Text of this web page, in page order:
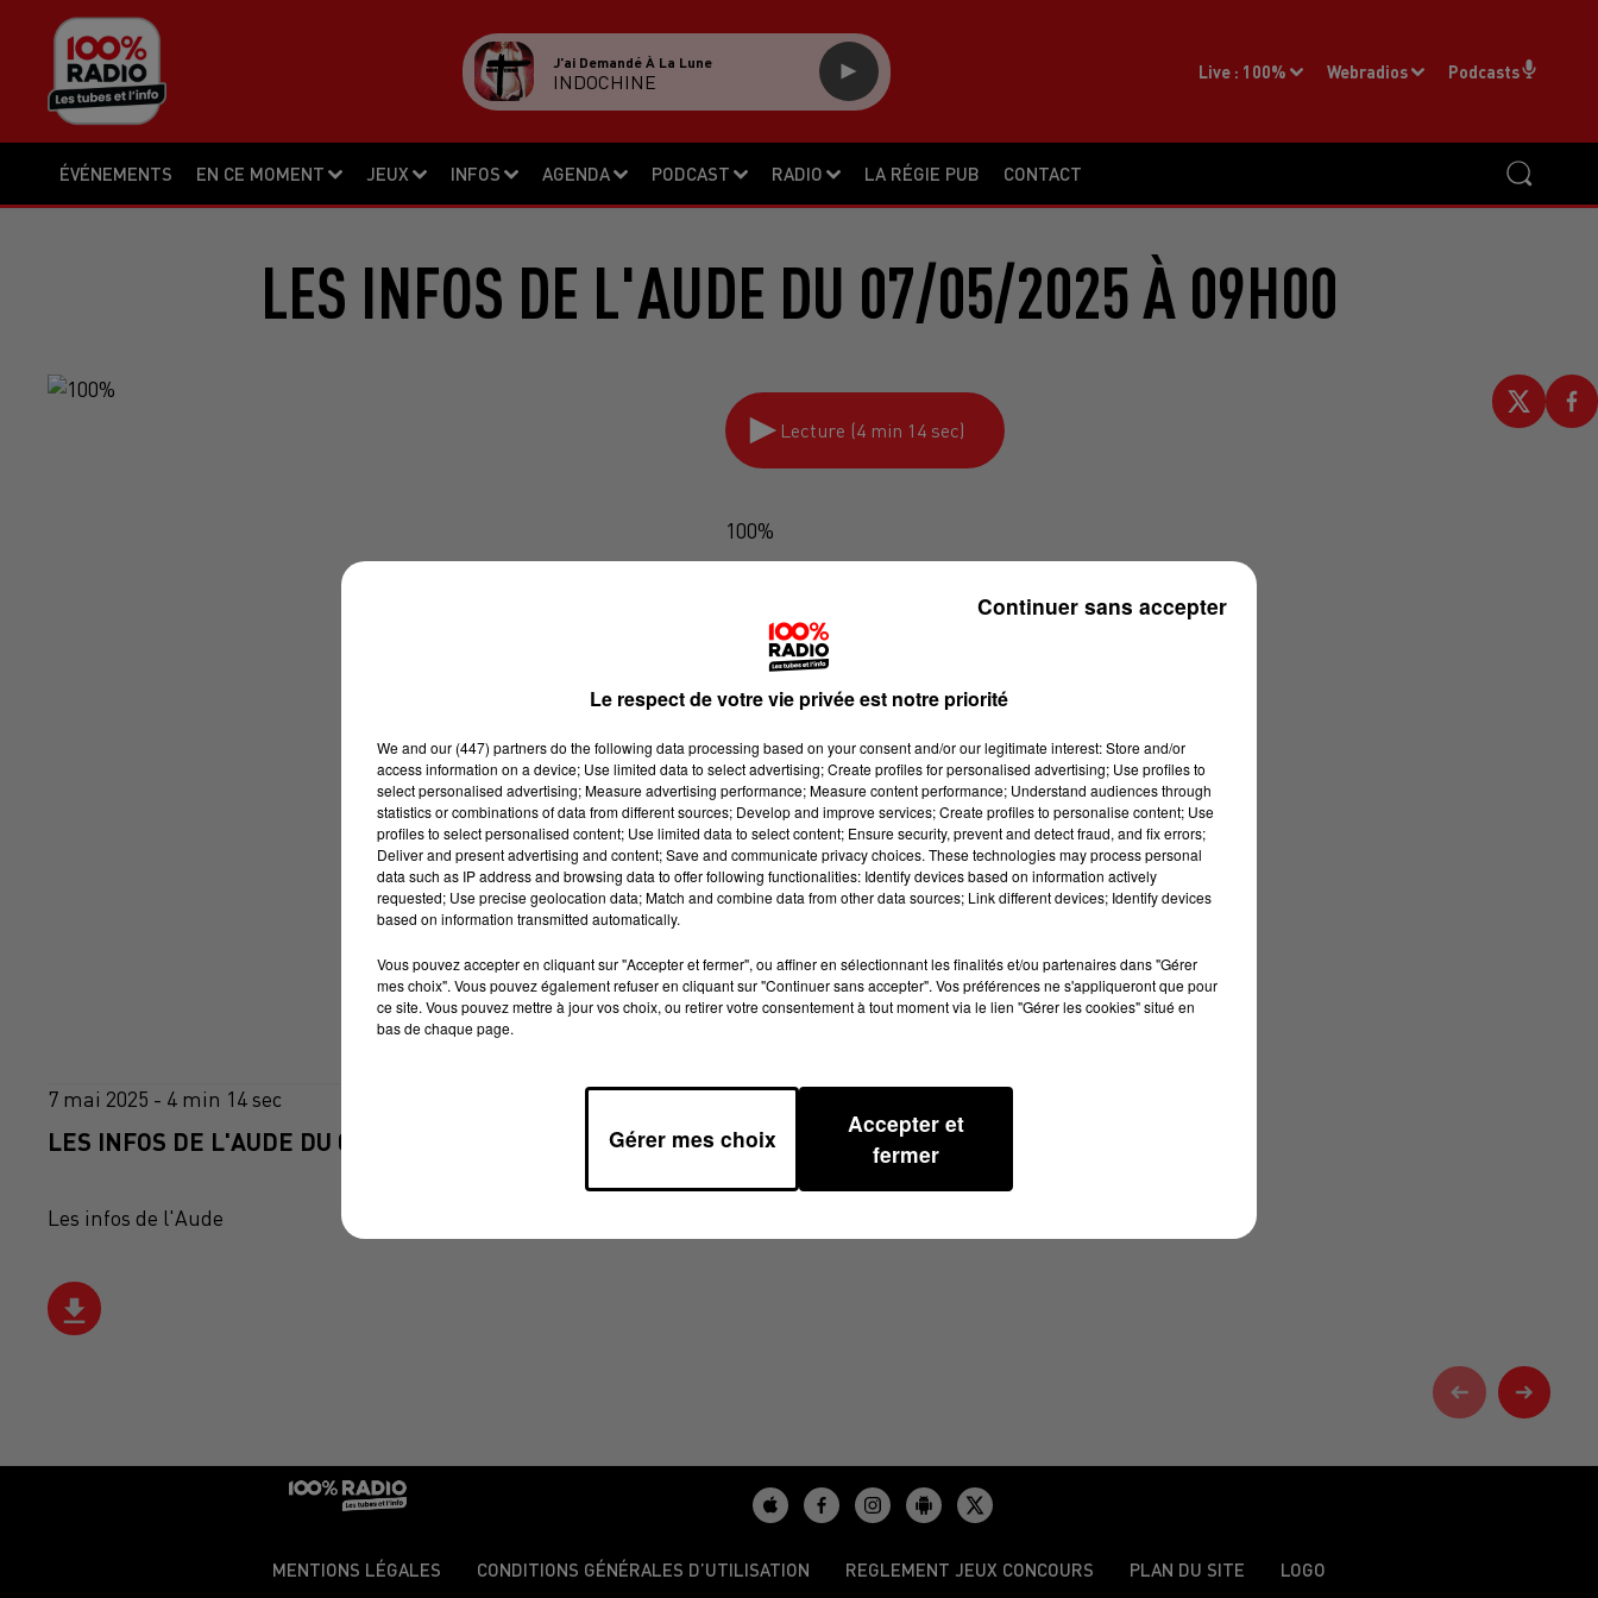
ÉVÉNEMENTS EN CE MOMENT JEUX INFOS AGENDA PODCAST RADIO LA RÉGIE PUB CONTACT
Live : 100% Webradios Podcasts
J'ai Demandé À La Lune
INDOCHINE
LES INFOS DE L'AUDE DU 07/05/2025 À 09H00
Lecture (4 min 14 sec)
100%
7 mai 2025 - 4 min 14 sec
LES INFOS DE L'AUDE DU 07/05/2025 À 09H00
Les infos de l'Aude
MENTIONS LÉGALES CONDITIONS GÉNÉRALES D’UTILISATION REGLEMENT JEUX CONCOURS PLAN DU SITE LOGO
Le respect de votre vie privée est notre priorité
We and our (447) partnersdo the following data processing based on your consent and/or our legitimate interest: Store and/or
access information on a device; Use limited data to select advertising; Create profiles for personalised advertising; Use profiles to
select personalised advertising; Measure advertising performance; Measure content performance; Understand audiences through
statistics or combinations of data from different sources; Develop and improve services; Create profiles to personalise content; Use
profiles to select personalised content; Use limited data to select content; Ensure security, prevent and detect fraud, and fix errors;
Deliver and present advertising and content; Save and communicate privacy choices. These technologies may process personal
data such as IP address and browsing data to offer following functionalities: Identify devices based on information actively
requested; Use precise geolocation data; Match and combine data from other data sources; Link different devices; Identify devices
based on information transmitted automatically.
Vous pouvez accepter en cliquant sur "Accepter et fermer", ou affiner en sélectionnant les finalités et/ou partenaires dans "Gérer
mes choix". Vous pouvez également refuser en cliquant sur "Continuer sans accepter". Vos préférences ne s'appliqueront que pour
ce site. Vous pouvez mettre à jour vos choix, ou retirer votre consentement à tout moment via le lien "Gérer les cookies" situé en
bas de chaque page.
Gérer mes choix
Accepter et
fermer
Continuer sans accepter